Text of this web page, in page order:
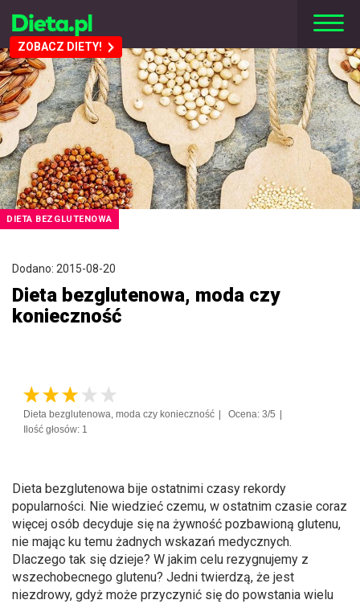
ZOBACZ DIETY!
DIETA BEZGLUTENOWA
Dodano: 2015-08-20
Dieta bezglutenowa, moda czy
konieczność
Dieta bezglutenowa, moda czy konieczność
Ocena: 3/5
Ilość głosów: 1
Dieta bezglutenowa bije ostatnimi czasy rekordy
popularności. Nie wiedzieć czemu, w ostatnim czasie coraz
więcej osób decyduje się na żywność pozbawioną glutenu,
nie mając ku temu żadnych wskazań medycznych.
Dlaczego tak się dzieje? W jakim celu rezygnujemy z
wszechobecnego glutenu? Jedni twierdzą, że jest
niezdrowy, gdyż może przyczynić się do powstania wielu